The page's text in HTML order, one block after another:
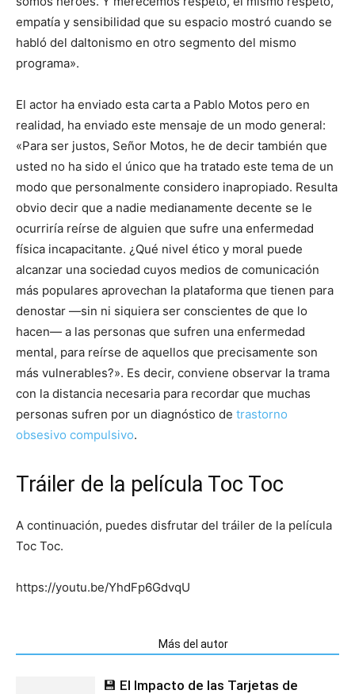
empatía y sensibilidad que su espacio mostró cuando se
habló del daltonismo en otro segmento del mismo
programa».
El actor ha enviado esta carta a Pablo Motos pero en
realidad, ha enviado este mensaje de un modo general:
«Para ser justos, Señor Motos, he de decir también que
usted no ha sido el único que ha tratado este tema de un
modo que personalmente considero inapropiado. Resulta
obvio decir que a nadie medianamente decente se le
ocurriría reírse de alguien que sufre una enfermedad
física incapacitante. ¿Qué nivel ético y moral puede
alcanzar una sociedad cuyos medios de comunicación
más populares aprovechan la plataforma que tienen para
denostar —sin ni siquiera ser conscientes de que lo
hacen— a las personas que sufren una enfermedad
mental, para reírse de aquellos que precisamente son
más vulnerables?». Es decir, conviene observar la trama
con la distancia necesaria para recordar que muchas
personas sufren por un diagnóstico de trastorno
obsesivo compulsivo.
Tráiler de la película Toc Toc
A continuación, puedes disfrutar del tráiler de la película
Toc Toc.
https://youtu.be/YhdFp6GdvqU
Más del autor
💾 El Impacto de las Tarjetas de